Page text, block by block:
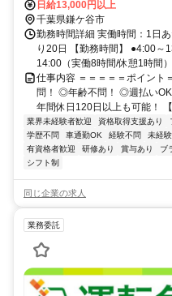
分・車で2分、東武アーバンパ
線（新京成線）・京成成田ス
ヶ谷駅」から車で5分、京成松
車で5分
日給13,000円以上
千葉県鎌ケ谷市
勤務時間詳細 実働時間：1日
り20日 【勤務時間】 ●4:00～
14:00（実働8時間/休憩1時間）
仕事内容 ＝＝＝＝＝ポイン
問！ ◎年齢不問！ ◎週払い
年間休日120日以上も可能！
業界未経験者歓迎 資格取得支援あり
学歴不問
車通勤OK 経験不問 未経
有資格者歓迎
研修あり 賞与あり ブ
シフト制
同じ企業の求人
業務委託